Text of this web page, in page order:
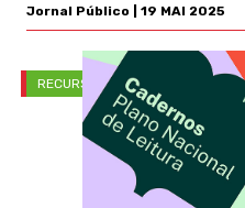
Jornal Público | 19 MAI 2025
RECURSOS PNL